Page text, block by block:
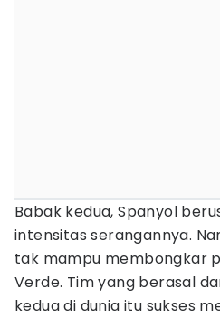
Babak kedua, Spanyol
intensitas serangannya.
tak mampu membongkar
Verde. Tim yang berasal
kedua di dunia itu sukses